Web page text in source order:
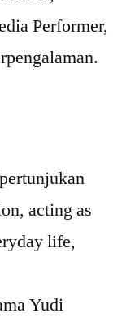
Performer,
acting as
life,
Yudi